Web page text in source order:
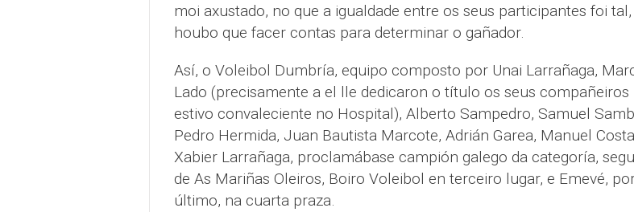
moi axustado, no que a igualdade entre os seus participantes foi
houbo que facer contas para determinar o gañador.
Así, o Voleibol Dumbría, equipo composto por Unai Larrañaga,
Lado (precisamente a el lle dedicaron o título os seus compañeiros
estivo convaleciente no Hospital), Alberto Sampedro, Samuel
Pedro Hermida, Juan Bautista Marcote, Adrián Garea, Manuel
Xabier Larrañaga, proclamábase campión galego da categoría,
de As Mariñas Oleiros, Boiro Voleibol en terceiro lugar, e Emevé,
último, na cuarta praza.